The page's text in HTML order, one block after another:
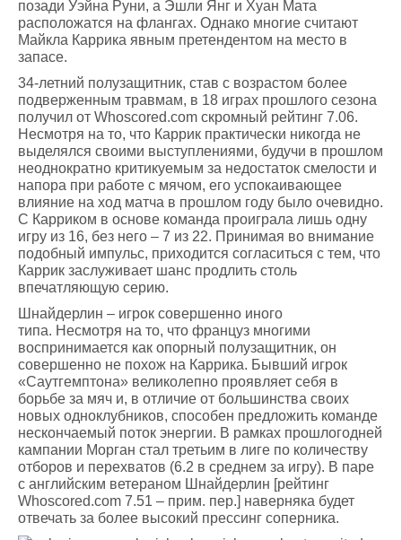
позади Уэйна Руни, а Эшли Янг и Хуан Мата
расположатся на флангах. Однако многие считают
Майкла Каррика явным претендентом на место в
запасе.
34-летний полузащитник, став с возрастом более
подверженным травмам, в 18 играх прошлого сезона
получил от Whoscored.com скромный рейтинг 7.06.
Несмотря на то, что Каррик практически никогда не
выделялся своими выступлениями, будучи в прошлом
неоднократно критикуемым за недостаток смелости и
напора при работе с мячом, его успокаивающее
влияние на ход матча в прошлом году было очевидно.
С Карриком в основе команда проиграла лишь одну
игру из 16, без него – 7 из 22. Принимая во внимание
подобный импульс, приходится согласиться с тем, что
Каррик заслуживает шанс продлить столь
впечатляющую серию.
Шнайдерлин – игрок совершенно иного
типа. Несмотря на то, что француз многими
воспринимается как опорный полузащитник, он
совершенно не похож на Каррика. Бывший игрок
«Саутгемптона» великолепно проявляет себя в
борьбе за мяч и, в отличие от большинства своих
новых одноклубников, способен предложить команде
нескончаемый поток энергии. В рамках прошлогодней
кампании Морган стал третьим в лиге по количеству
отборов и перехватов (6.2 в среднем за игру). В паре
с английским ветераном Шнайдерлин [рейтинг
Whoscored.com 7.51 – прим. пер.] наверняка будет
отвечать за более высокий прессинг соперника.